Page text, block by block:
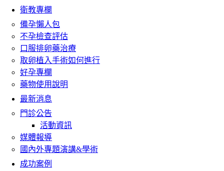
衛教專欄
備孕懶人包
不孕檢查評估
口服排卵藥治療
取卵植入手術如何進行
好孕專欄
藥物使用說明
最新消息
門診公告
活動資訊
媒體報導
國內外專題演講&學術
成功案例